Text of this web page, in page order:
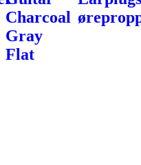
Charcoal
Gray
Flat